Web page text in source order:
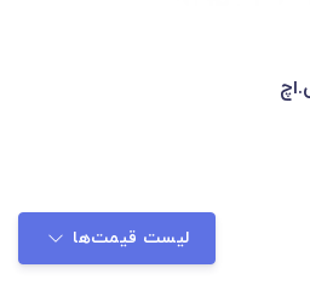
لیست قیمت‌ها